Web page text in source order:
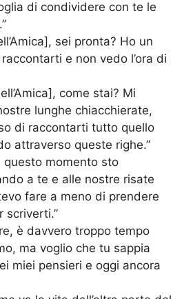
di condividere con te le
sei pronta? Ho un
e non vedo l’ora di
come stai? Mi
lunghe chiacchierate,
di raccontarti tutto quello
attraverso queste righe.”
questo momento sto
a te e alle nostre risate
fare a meno di prendere
scriverti.”
è davvero troppo tempo
ma voglio che tu sappia
miei pensieri e oggi ancora